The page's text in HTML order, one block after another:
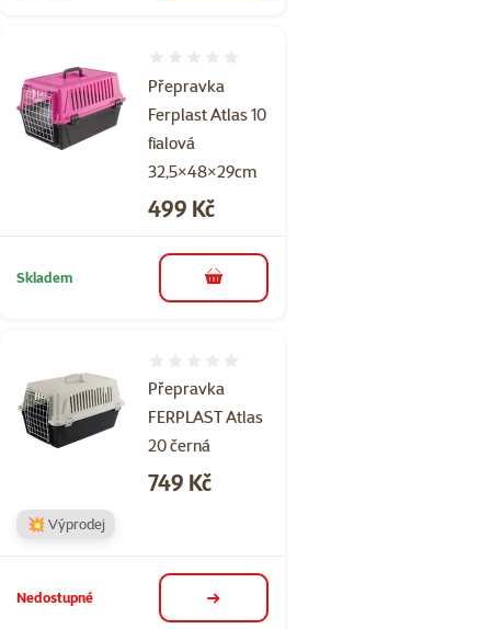
Přepravka
Ferplast Atlas 10
fialová
32,5×48×29cm
Cena
499 Kč
Skladem do košíku
Přepravka
FERPLAST Atlas
20 černá
Cena
749 Kč
💥 Výprodej
Nedostupné detail